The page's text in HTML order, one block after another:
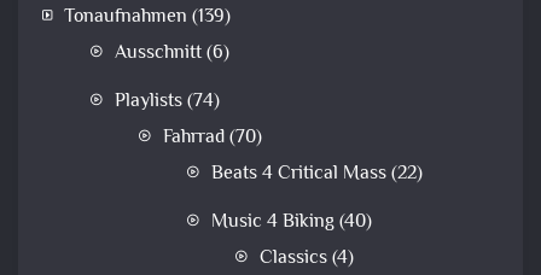
Tonaufnahmen (139)
Ausschnitt(6)
Playlists(74)
Fahrrad(70)
Beats 4 Critical Mass(22)
Music 4 Biking(40)
Classics(4)